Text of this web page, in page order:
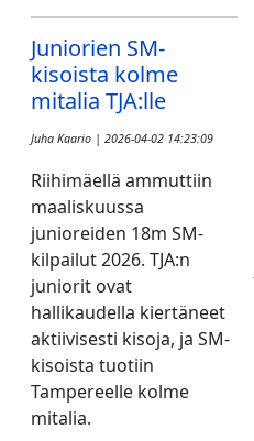
Juniorien SM-
kisoista kolme
mitalia TJA:lle
Juha Kaario | 2026-04-02 14:23:09
Riihimäellä ammuttiin
maaliskuussa
junioreiden 18m SM-
kilpailut 2026. TJA:n
juniorit ovat
hallikaudella kiertäneet
aktiivisesti kisoja, ja SM-
kisoista tuotiin
Tampereelle kolme
mitalia.